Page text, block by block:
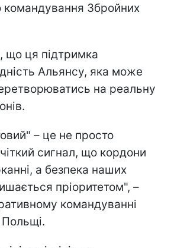
командування Збройних
що ця підтримка
Альянсу, яка може
на реальну
– це не просто
чіткий сигнал, що кордони
а безпека наших
пріоритетом", –
командуванні